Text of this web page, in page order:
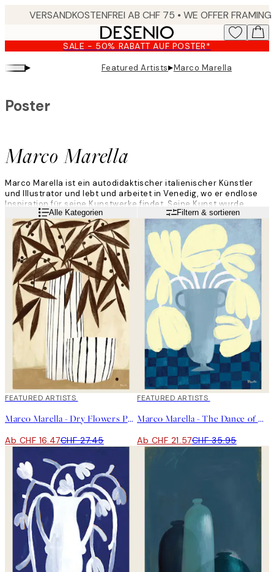
content.
SALE - 50% RABATT AUF POSTER*
▸ Featured Artists▸Marco Marella
Marco Marella
Poster
Marco Marella ist ein autodidaktischer italienischer Künstler
und Illustrator und lebt und arbeitet in Venedig, wo er endlose
Inspiration für seine Kunstwerke findet. Seine Kunst wurde
bisher schon in vielen Zeitschriften und Zeitungen, auf
Dutzenden von Bucheinbänden und unzähligen kommerziellen
Produkten gezeigt.
WeiterlesenAlle Kategorien Filtern & sortieren
40%*
FEATURED ARTISTS
Marco Marella - Dry Flowers Poster
Ab CHF 16.47CHF 27.45
40%*
FEATURED ARTISTS
Marco Marella - The Dance of Flowers Poster
Ab CHF 21.57CHF 35.95